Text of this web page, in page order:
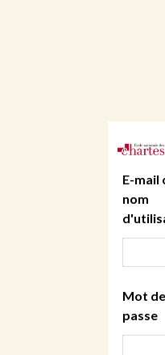
E-mail
nom
Mot de
passe